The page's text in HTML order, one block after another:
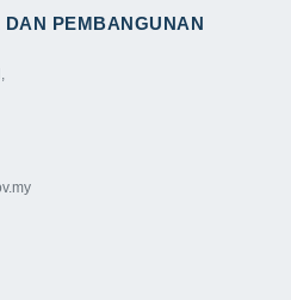
PEMBANGUNAN